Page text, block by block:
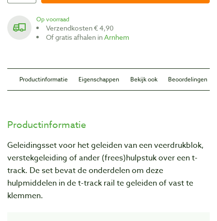
Op voorraad
Verzendkosten € 4,90
Of gratis afhalen inArnhem
Productinformatie Eigenschappen Bekijk ook Beoordelingen
Productinformatie
Geleidingsset voor het geleiden van een veerdrukblok,
verstekgeleiding of ander (frees)hulpstuk over een t-
track. De set bevat de onderdelen om deze
hulpmiddelen in de t-track rail te geleiden of vast te
klemmen.